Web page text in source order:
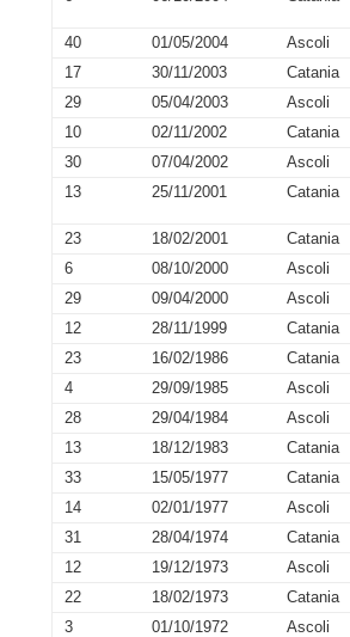
40 01/05/2004 Ascoli
17
30/11/2003 Catania
29
05/04/2003 Ascoli
10
02/11/2002 Catania
30
07/04/2002 Ascoli
13
25/11/2001 Catania
23 18/02/2001 Catania
6
08/10/2000 Ascoli
29
09/04/2000 Ascoli
12
28/11/1999 Catania
23
16/02/1986 Catania
4
29/09/1985 Ascoli
28
29/04/1984 Ascoli
13
18/12/1983 Catania
33
15/05/1977 Catania
14
02/01/1977 Ascoli
31
28/04/1974 Catania
12
19/12/1973 Ascoli
22
18/02/1973 Catania
3
01/10/1972 Ascoli